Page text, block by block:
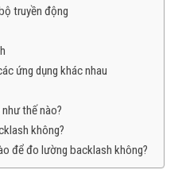
truyền động
ứng dụng khác nhau
thế nào?
không?
để đo lường backlash không?